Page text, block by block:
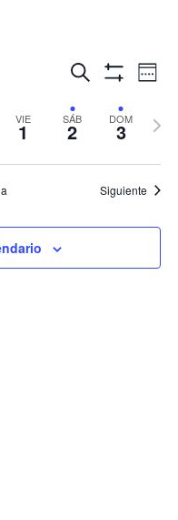
búsqueda
y
vistas
Buscar
de
de
VIE
1 SÁB
2 DOM
3
Siguiente